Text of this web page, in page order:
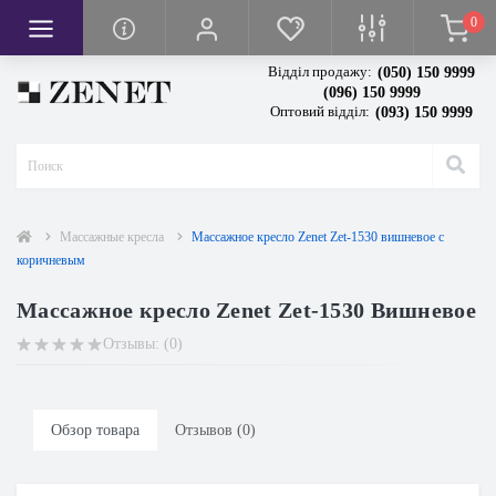
высоты
0
Відділ продажу: (050) 150 9999
(096) 150 9999
Оптовий відділ: (093) 150 9999
Массажные кресла
Массажное кресло Zenet Zet-1530 вишневое с
коричневым
Массажное кресло Zenet Zet-1530 Вишневое
Отзывы: (0)
Обзор товара Отзывов (0)